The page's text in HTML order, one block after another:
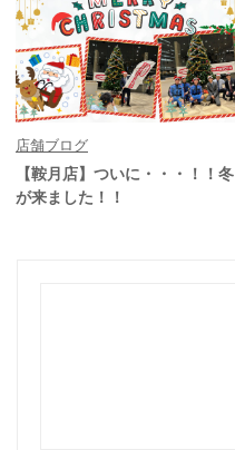
店舗ブログ
【鞍月店】ついに・・・！！冬
が来ました！！